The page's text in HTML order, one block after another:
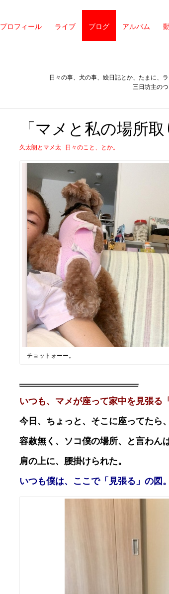
プロフィール ライブ ブログ アルバム
日々の事、犬の事、絵日記とか、たまに、
三日坊主の
「マメと私の場所取
久太朗とマメ太 日々のこと、とか。
チョットォーー。
いつも、マメが座って家中を見張る
今日、ちょっと、そこに座ってたら、
容赦無く、ソコ僕の場所、と言わん
肩の上に、腰掛けられた。
いつも僕は、ここで「見張る」の図。